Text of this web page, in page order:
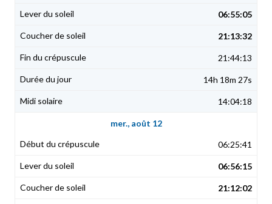
06:55:05
21:13:32
21:44:13
14h 18m 27s
14:04:18
mer., août 12
06:25:41
06:56:15
21:12:02